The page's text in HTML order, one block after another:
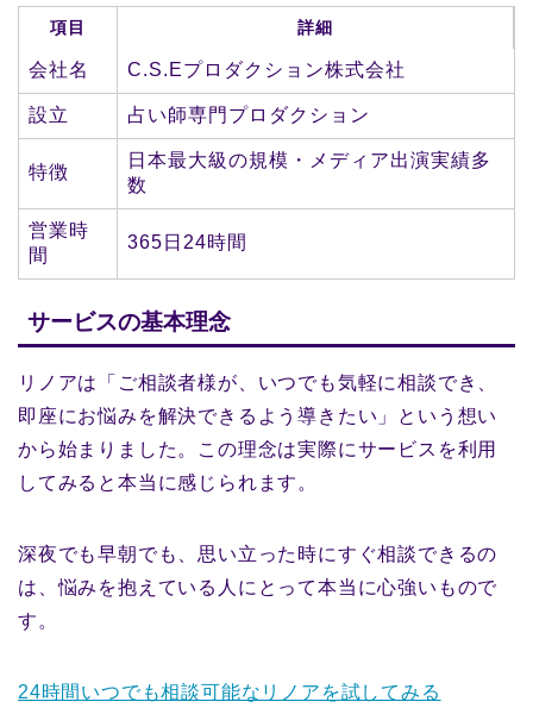
項目 詳細
会社名 C.S.Eプロダクション株式会社
設立 占い師専門プロダクション
特徴
日本最大級の規模・メディア出演実績多
数
営業時
間
365日24時間
サービスの基本理念
リノアは「ご相談者様が、いつでも気軽に相談でき、
即座にお悩みを解決できるよう導きたい」という想い
から始まりました。この理念は実際にサービスを利用
してみると本当に感じられます。
深夜でも早朝でも、思い立った時にすぐ相談できるの
は、悩みを抱えている人にとって本当に心強いもので
す。
24時間いつでも相談可能なリノアを試してみる